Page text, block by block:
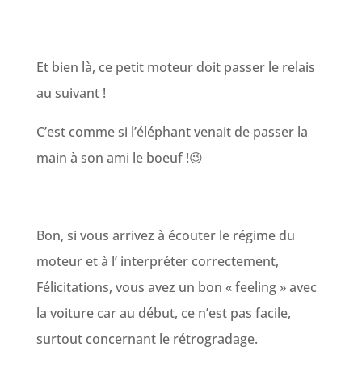
Et bien là, ce petit moteur doit passer le relais
au suivant !
C’est comme si l’éléphant venait de passer la
main à son ami le boeuf !😉
Bon, si vous arrivez à écouter le régime du
moteur et à l’ interpréter correctement,
Félicitations, vous avez un bon « feeling » avec
la voiture car au début, ce n’est pas facile,
surtout concernant le rétrogradage.